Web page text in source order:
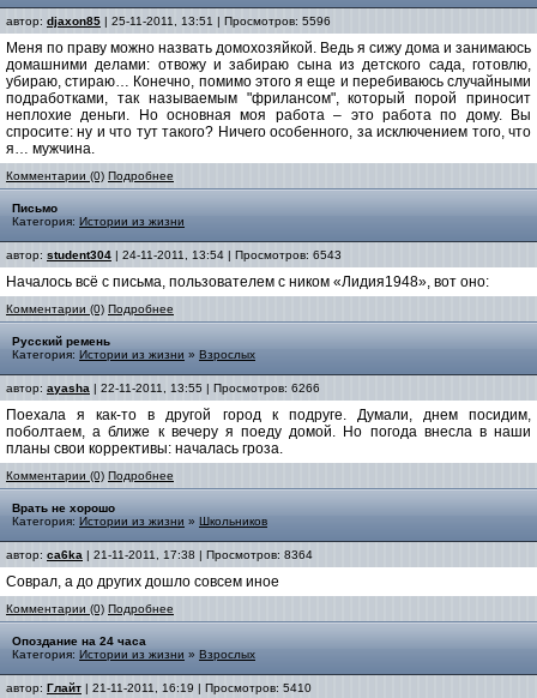
автор: djaxon85 | 25-11-2011, 13:51 | Просмотров: 5596
Меня по праву можно назвать домохозяйкой. Ведь я сижу дома и занимаюсь
домашними делами: отвожу и забираю сына из детского сада, готовлю,
убираю, стираю… Конечно, помимо этого я еще и перебиваюсь случайными
подработками, так называемым "фрилансом", который порой приносит
неплохие деньги. Но основная моя работа – это работа по дому. Вы
спросите: ну и что тут такого? Ничего особенного, за исключением того, что
я… мужчина.
Комментарии (0) Подробнее
Письмо
Категория: Истории из жизни
автор: student304 | 24-11-2011, 13:54 | Просмотров: 6543
Началось всё с письма, пользователем с ником «Лидия1948», вот оно:
Комментарии (0) Подробнее
Русский ремень
Категория: Истории из жизни » Взрослых
автор: ayasha | 22-11-2011, 13:55 | Просмотров: 6266
Поехала я как-то в другой город к подруге. Думали, днем посидим,
поболтаем, а ближе к вечеру я поеду домой. Но погода внесла в наши
планы свои коррективы: началась гроза.
Комментарии (0) Подробнее
Врать не хорошо
Категория: Истории из жизни » Школьников
автор: ca6ka | 21-11-2011, 17:38 | Просмотров: 8364
Соврал, а до других дошло совсем иное
Комментарии (0) Подробнее
Опоздание на 24 часа
Категория: Истории из жизни » Взрослых
автор: Глайт | 21-11-2011, 16:19 | Просмотров: 5410